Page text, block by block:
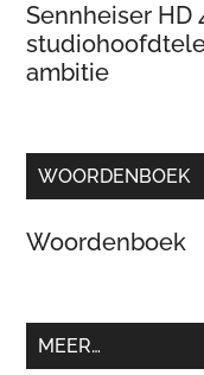
Sennheiser HD
ambitie
WOORDENBOEK
Woordenboek
MEER…